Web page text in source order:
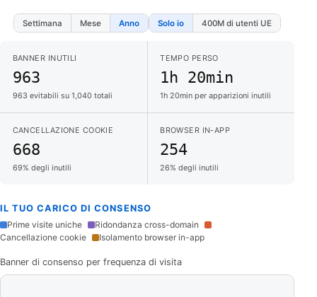
Settimana Mese Anno Solo io 400M di utenti UE
BANNER INUTILI
963
963 evitabili su 1,040 totali
TEMPO PERSO
1h 20min
1h 20min per apparizioni inutili
CANCELLAZIONE COOKIE
668
69% degli inutili
BROWSER IN-APP
254
26% degli inutili
IL TUO CARICO DI CONSENSO
Prime visite uniche
Ridondanza cross-domain
Cancellazione cookie
Isolamento browser in-app
Banner di consenso per frequenza di visita